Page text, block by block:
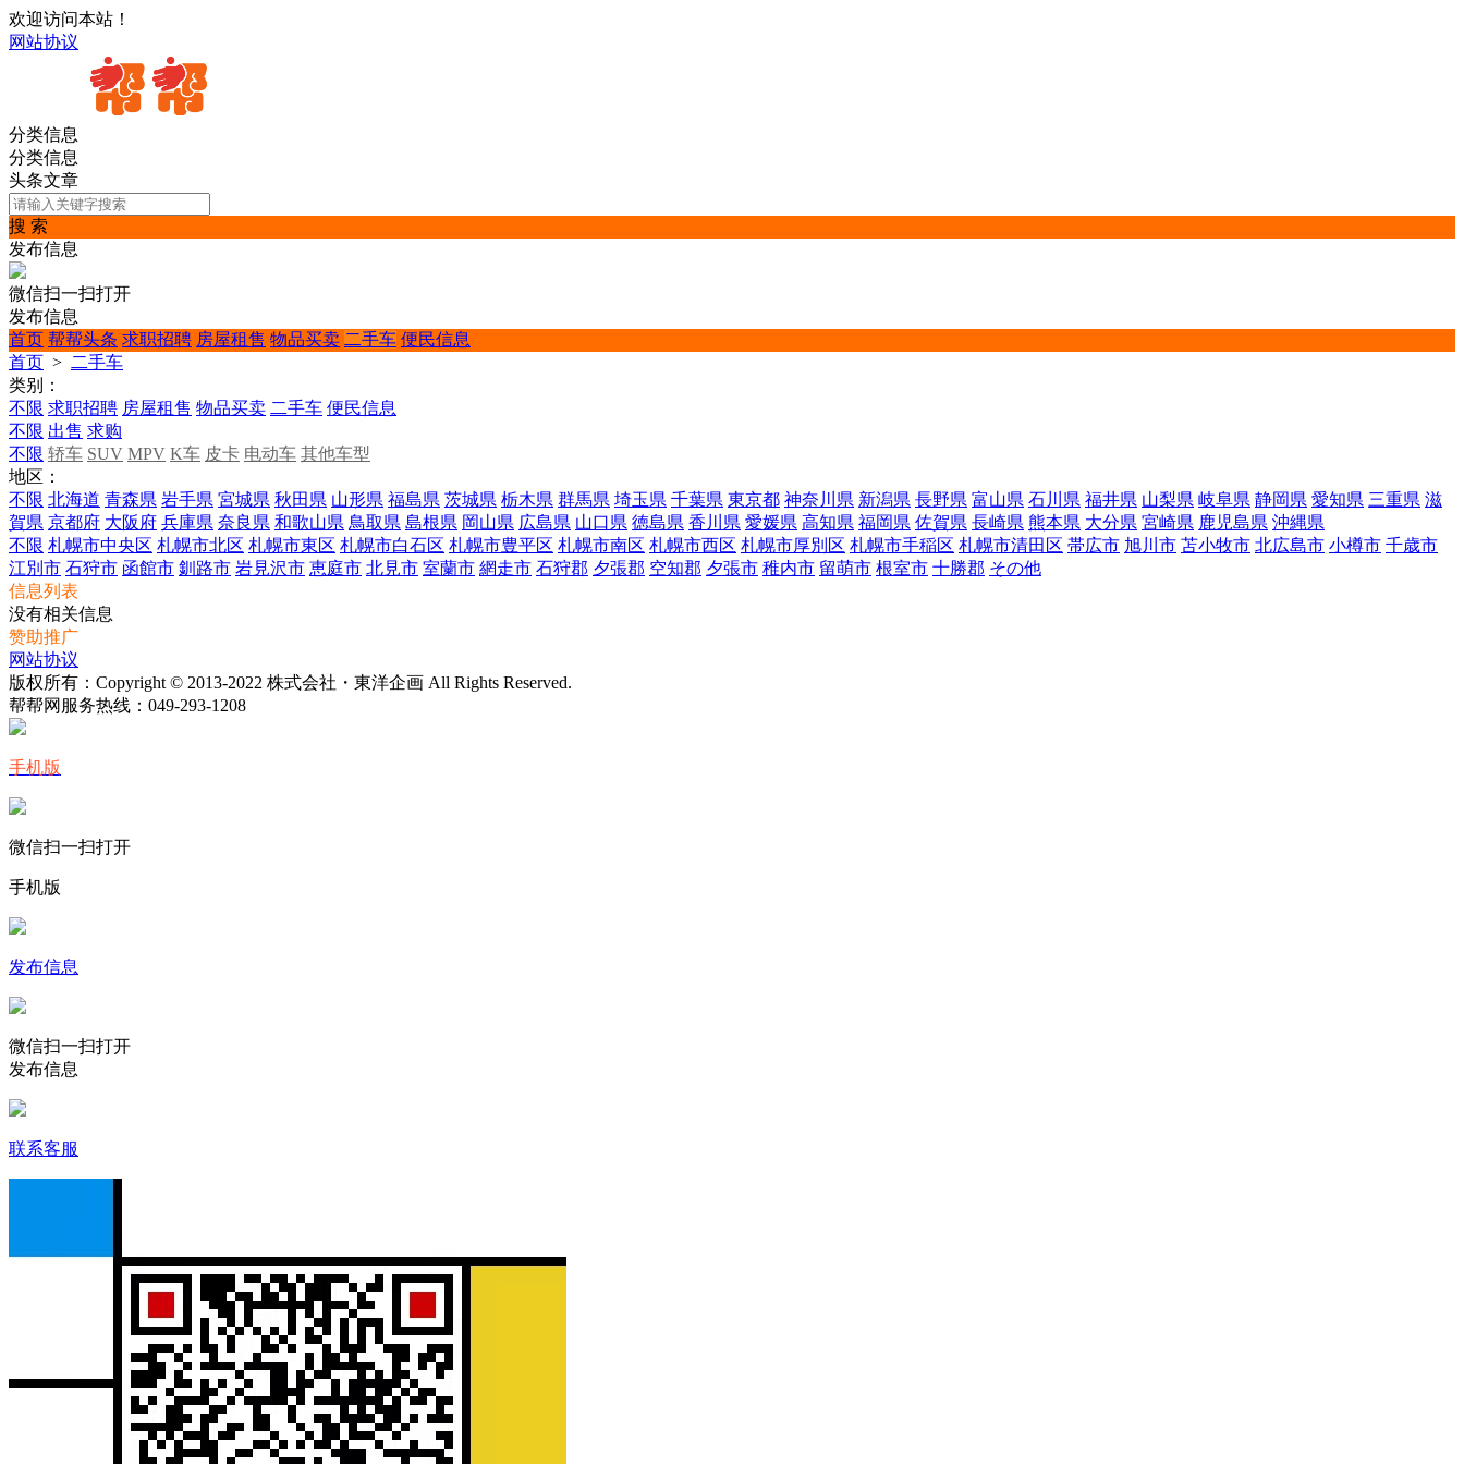
欢迎访问本站！
网站协议
分类信息
分类信息
头条文章
搜 索
发布信息
微信扫一扫打开
发布信息
首页 帮帮头条 求职招聘 房屋租售 物品买卖 二手车 便民信息
首页 > 二手车
类别：
不限 求职招聘 房屋租售 物品买卖 二手车 便民信息
不限 出售 求购
不限 轿车 SUV MPV K车 皮卡 电动车 其他车型
地区：
不限 北海道 青森県 岩手県 宮城県 秋田県 山形県 福島県 茨城県 栃木県 群馬県 埼玉県 千葉県 東京都 神奈川県 新潟県 長野県 富山県 石川県 福井県 山梨県 岐阜県 静岡県 愛知県 三重県 滋
賀県 京都府 大阪府 兵庫県 奈良県 和歌山県 鳥取県 島根県 岡山県 広島県 山口県 徳島県 香川県 愛媛県 高知県 福岡県 佐賀県 長崎県 熊本県 大分県 宮崎県 鹿児島県 沖縄県
不限 札幌市中央区 札幌市北区 札幌市東区 札幌市白石区 札幌市豊平区 札幌市南区 札幌市西区 札幌市厚別区 札幌市手稲区 札幌市清田区 帯広市 旭川市 苫小牧市 北広島市 小樽市 千歳市
江別市 石狩市 函館市 釧路市 岩見沢市 恵庭市 北見市 室蘭市 網走市 石狩郡 夕張郡 空知郡 夕張市 稚内市 留萌市 根室市 十勝郡 その他
信息列表
没有相关信息
赞助推广
网站协议
版权所有：Copyright © 2013-2022 株式会社・東洋企画 All Rights Reserved.
帮帮网服务热线： 049-293-1208
手机版
微信扫一扫打开
手机版
发布信息
微信扫一扫打开
发布信息
联系客服